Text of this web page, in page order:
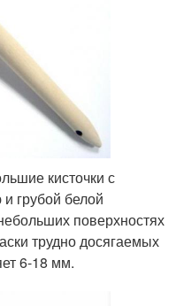
кисточки с
грубой белой
поверхностях
трудно досягаемых
6-18 мм.